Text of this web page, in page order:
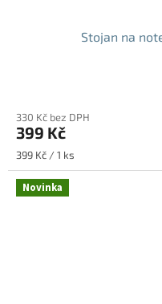
Stojan na
produktu
je
5,0
5
hvězdiček.
330 Kč bez DPH
399 Kč
Měrná
cena:
399 Kč / 1 ks
Novinka